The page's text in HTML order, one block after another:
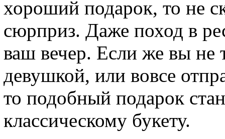
хороший подарок, то не
сюрприз. Даже поход в
ваш вечер. Если же вы не
девушкой, или вовсе
то подобный подарок
классическому букету.